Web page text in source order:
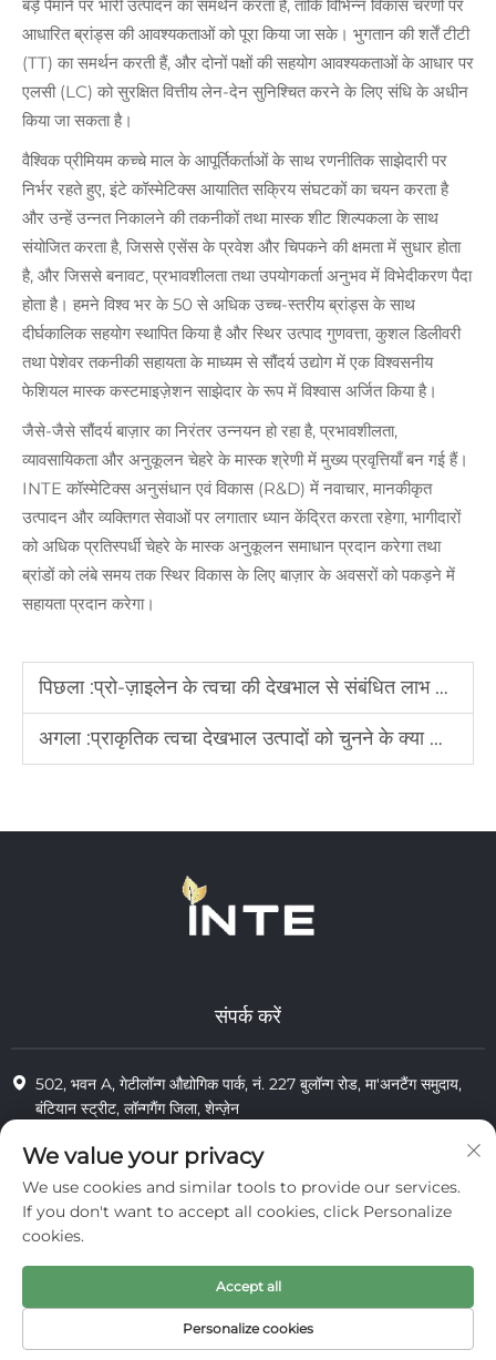
बड़े पैमाने पर भारी उत्पादन का समर्थन करता है, ताकि विभिन्न विकास चरणों पर
आधारित ब्रांड्स की आवश्यकताओं को पूरा किया जा सके। भुगतान की शर्तें टीटी
(TT) का समर्थन करती हैं, और दोनों पक्षों की सहयोग आवश्यकताओं के आधार पर
एलसी (LC) को सुरक्षित वित्तीय लेन-देन सुनिश्चित करने के लिए संधि के अधीन
किया जा सकता है।
वैश्विक प्रीमियम कच्चे माल के आपूर्तिकर्ताओं के साथ रणनीतिक साझेदारी पर
निर्भर रहते हुए, इंटे कॉस्मेटिक्स आयातित सक्रिय संघटकों का चयन करता है
और उन्हें उन्नत निकालने की तकनीकों तथा मास्क शीट शिल्पकला के साथ
संयोजित करता है, जिससे एसेंस के प्रवेश और चिपकने की क्षमता में सुधार होता
है, और जिससे बनावट, प्रभावशीलता तथा उपयोगकर्ता अनुभव में विभेदीकरण पैदा
होता है। हमने विश्व भर के 50 से अधिक उच्च-स्तरीय ब्रांड्स के साथ
दीर्घकालिक सहयोग स्थापित किया है और स्थिर उत्पाद गुणवत्ता, कुशल डिलीवरी
तथा पेशेवर तकनीकी सहायता के माध्यम से सौंदर्य उद्योग में एक विश्वसनीय
फेशियल मास्क कस्टमाइज़ेशन साझेदार के रूप में विश्वास अर्जित किया है।
जैसे-जैसे सौंदर्य बाज़ार का निरंतर उन्नयन हो रहा है, प्रभावशीलता,
व्यावसायिकता और अनुकूलन चेहरे के मास्क श्रेणी में मुख्य प्रवृत्तियाँ बन गई हैं।
INTE कॉस्मेटिक्स अनुसंधान एवं विकास (R&D) में नवाचार, मानकीकृत
उत्पादन और व्यक्तिगत सेवाओं पर लगातार ध्यान केंद्रित करता रहेगा, भागीदारों
को अधिक प्रतिस्पर्धी चेहरे के मास्क अनुकूलन समाधान प्रदान करेगा तथा
ब्रांडों को लंबे समय तक स्थिर विकास के लिए बाज़ार के अवसरों को पकड़ने में
सहायता प्रदान करेगा।
पिछला :प्रो-ज़ाइलेन के त्वचा की देखभाल से संबंधित लाभ क्या हैं?
अगला :प्राकृतिक त्वचा देखभाल उत्पादों को चुनने के क्या लाभ हैं?
संपर्क करें
502, भवन A, गेटीलॉन्ग औद्योगिक पार्क, नं. 227 बुलॉन्ग रोड, मा'अनटैंग समुदाय,
बंटियान स्ट्रीट, लॉन्गगैंग जिला, शेन्ज़ेन
+86-13823773549
[email protected]
निजता
We value your privacy
We use cookies and similar tools to provide our services.
If you don't want to accept all cookies, click Personalize
cookies.
Personalize cookies
Accept all